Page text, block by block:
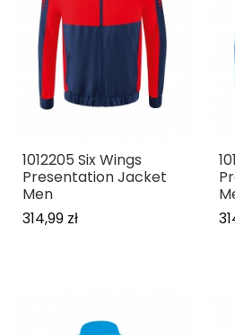
1012205 Six Wings
Presentation Jacket
Men
314,99 zł